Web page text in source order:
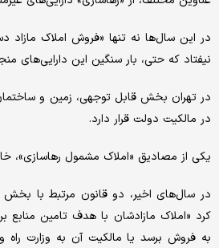
در این سال‌ها نه تنها «فروش املاک مازاد
نیفتاد که حتی، بار سنگین این دارایی‌های
در تهران بخش قابل توجهی، زمین و
در مالکیت دولت قرار دارد.
یکی از مصادیق «املاک مشمول رهاسازی»،
در سال‌های اخیر، دو قانون مرتبط با
کرد «املاک مازاد‌شان با هدف تامین
به فروش برسد یا مالکیت آن به وزارت